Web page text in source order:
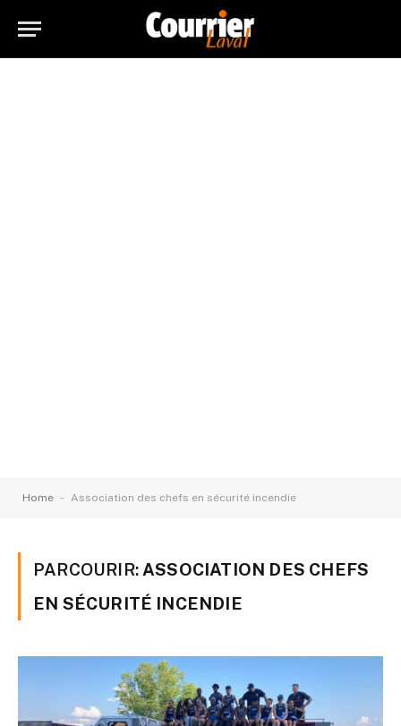
Home - Association des chefs en sécurité incendie
PARCOURIR: ASSOCIATION DES CHEFS
EN SÉCURITÉ INCENDIE